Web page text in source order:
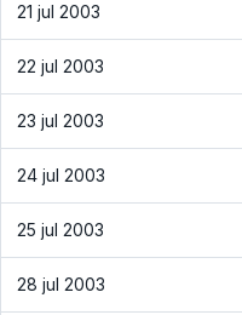
21 jul 2003
22 jul 2003
23 jul 2003
24 jul 2003
25 jul 2003
28 jul 2003